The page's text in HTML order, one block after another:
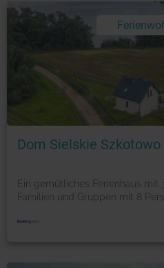
Dom Sielskie Szkotowo
Ein gemütliches Ferienhaus mit
Familien und Gruppen mit 8